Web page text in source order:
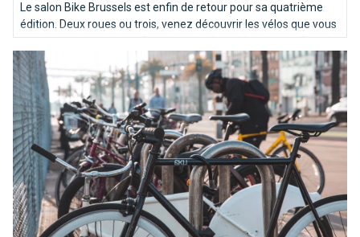
Le salon Bike Brussels est enfin de retour pour sa quatrième
édition. Deux roues ou trois, venez découvrir les vélos que vous
conduirez demain dans Bruxelles à la Gare Maritime de Tour &
Taxis. Essayez et achetez votre vélo à Bruxelles !
Smart lock? Les meilleures astuces pour éviter de se faire